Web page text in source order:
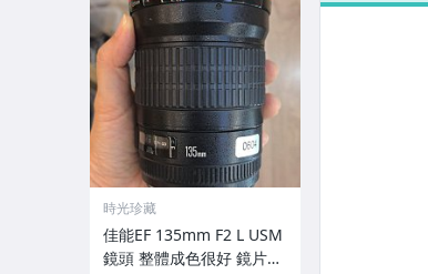
時光珍藏
佳能EF 135mm F2 L USM
鏡頭 整體成色很好 鏡片完